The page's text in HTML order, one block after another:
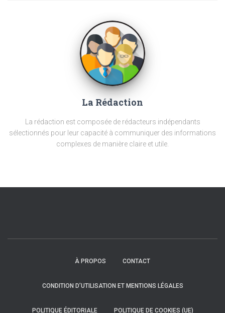
La Rédaction
La rédaction est composée de rédacteurs indépendants
sélectionnés pour leur capacité à communiquer des informations
complexes de manière claire et utile.
À PROPOS CONTACT
CONDITION D’UTILISATION ET MENTIONS LÉGALES
POLITIQUE ÉDITORIALE POLITIQUE DE COOKIES (UE)